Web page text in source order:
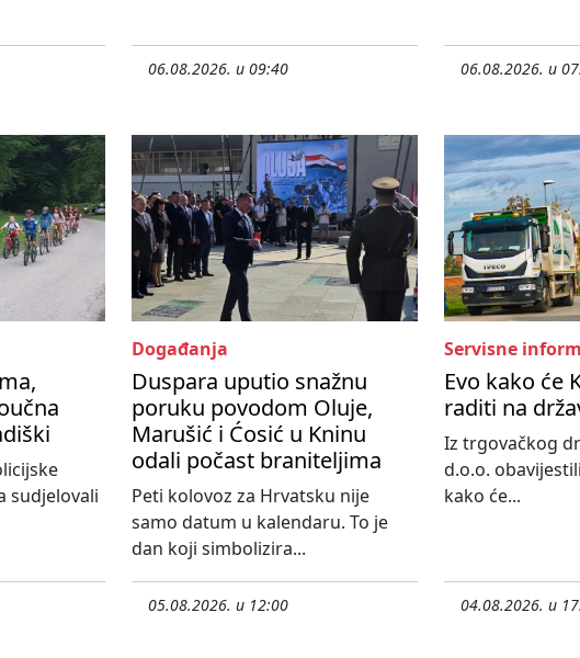
06.08.2026. u 09:40 06.08.2026. u
sudjelovali
Događanja
Duspara uputio snažnu
poruku povodom Oluje,
Marušić i Ćosić u Kninu
odali počast braniteljima
Peti kolovoz za Hrvatsku nije
samo datum u kalendaru. To je
dan koji simbolizira...
05.08.2026. u 12:00
Servisne
Evo kako će
raditi na
Iz trgovačkog
d.o.o.
kako će...
04.08.2026. u